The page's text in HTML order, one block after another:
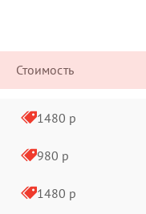
Стоимость
1480 р
980 р
1480 р